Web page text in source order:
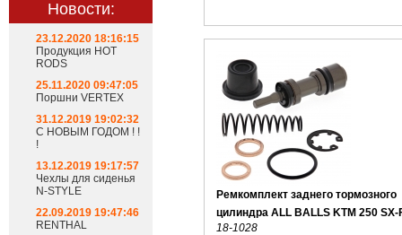
Новости:
23.12.2020 18:16:15
Продукция HOT
RODS
25.11.2020 09:47:05
Поршни VERTEX
31.12.2019 19:02:32
С НОВЫМ ГОДОМ ! !
!
13.12.2019 19:17:57
Чехлы для сиденья
N-STYLE
22.09.2019 19:47:46
RENTHAL
Ремкомплект заднего тормозного
цилиндра ALL BALLS KTM 250 SX-
18-1028